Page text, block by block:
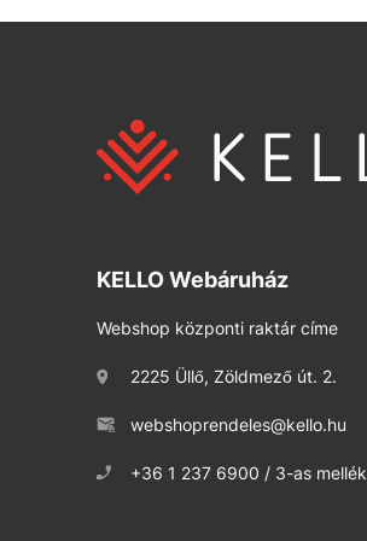
KELLO Webáruház
Webshop központi raktár címe
2225 Üllő, Zöldmező út. 2.
webshoprendeles@kello.hu
+36 1 237 6900 / 3-as mellék